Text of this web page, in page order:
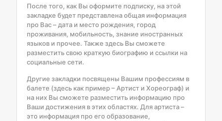
После того, как Вы оформите подписку, на этой
закладке будет представлена общая информация
про Вас – дата и место рождения, город
проживания, мобильность, знание иностранных
языков и прочее. Также здесь Вы сможете
разместить свою краткую биографию и ссылки на
социальные сети.
Другие закладки посвящены Вашим профессиям в
балете (здесь как пример – Артист и Хореограф) и
на них Вы сможете разместить информацию про
Ваши достижения в этих областях. Для артиста –
это информация про его образование,